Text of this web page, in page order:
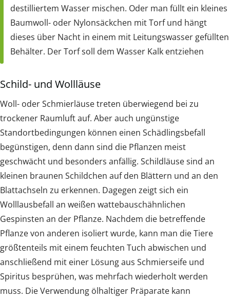
destilliertem Wasser mischen. Oder man füllt ein kleines
Baumwoll- oder Nylonsäckchen mit Torf und hängt
dieses über Nacht in einem mit Leitungswasser gefüllten
Behälter. Der Torf soll dem Wasser Kalk entziehen
Schild- und Wollläuse
Woll- oder Schmierläuse treten überwiegend bei zu
trockener Raumluft auf. Aber auch ungünstige
Standortbedingungen können einen Schädlingsbefall
begünstigen, denn dann sind die Pflanzen meist
geschwächt und besonders anfällig. Schildläuse sind an
kleinen braunen Schildchen auf den Blättern und an den
Blattachseln zu erkennen. Dagegen zeigt sich ein
Wolllausbefall an weißen wattebauschähnlichen
Gespinsten an der Pflanze. Nachdem die betreffende
Pflanze von anderen isoliert wurde, kann man die Tiere
größtenteils mit einem feuchten Tuch abwischen und
anschließend mit einer Lösung aus Schmierseife und
Spiritus besprühen, was mehrfach wiederholt werden
muss. Die Verwendung ölhaltiger Präparate kann